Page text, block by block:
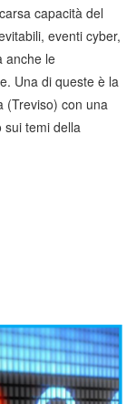
capacità del
eventi cyber,
anche le
Una di queste è la
(Treviso) con una
sui temi della